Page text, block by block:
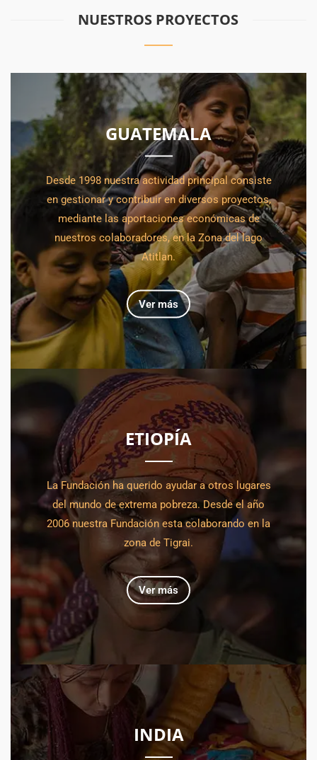
NUESTROS PROYECTOS
GUATEMALA
Desde 1998 nuestra actividad principal consiste
en gestionar y contribuir en diversos proyectos,
mediante las aportaciones económicas de
nuestros colaboradores, en la Zona del lago
Atitlan.
Ver más
ETIOPÍA
La Fundación ha querido ayudar a otros lugares
del mundo de extrema pobreza. Desde el año
2006 nuestra Fundación esta colaborando en la
zona de Tigrai.
Ver más
INDIA